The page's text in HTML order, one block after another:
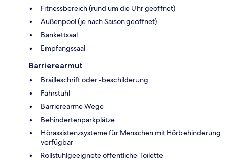
Fitnessbereich (rund um die Uhr geöffnet)
Außenpool (je nach Saison geöffnet)
Bankettsaal
Empfangssaal
Barrierearmut
Brailleschrift oder -beschilderung
Fahrstuhl
Barrierearme Wege
Behindertenparkplätze
Hörassistenzsysteme für Menschen mit Hörbehinderung
verfügbar
Rollstuhlgeeignete öffentliche Toilette